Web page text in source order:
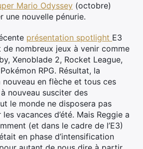
Mario Odyssey (octobre)
une nouvelle pénurie.
présentation spotlight E3
de nombreux jeux à venir comme
Xenoblade 2, Rocket League,
RPG. Résultat, la
en flèche et tous ces
nouveau susciter des
le monde ne disposera pas
vacances d’été. Mais Reggie a
(et dans le cadre de l’E3)
en phase d’intensification